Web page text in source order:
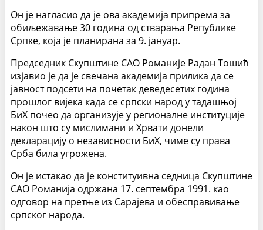
Он је нагласио да је ова академија припрема за
обиљежавање 30 година од стварања Републике
Српке, која је планирана за 9. јануар.
Председник Скупштине САО Романије Радан Тошић
изјавио је да је свечана академија прилика да се
јавност подсети на почетак деведесетих година
прошлог вијека када се српски народ у тадашњој
БиХ почео да организује у регионалне институције
након што су мислимани и Хрвати донели
декларацију о независности БиХ, чиме су права
Срба била угрожена.
Он је истакао да је конституивна седница Скупштине
САО Романија одржана 17. септембра 1991. као
одговор на претње из Сарајева и обесправивање
српског народа.